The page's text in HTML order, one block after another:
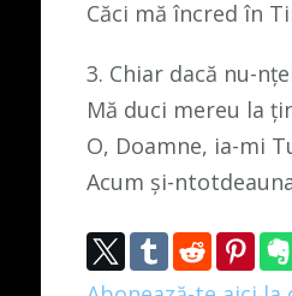
Căci mă încred în
3. Chiar dacă nu-
Mă duci mereu la
O, Doamne, ia-mi
Acum şi-